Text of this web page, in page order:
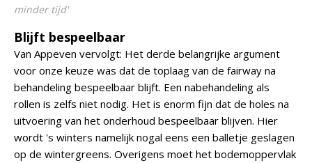
minder tijd'
Blijft bespeelbaar
Van Appeven vervolgt: Het derde belangrijke argument
voor onze keuze was dat de toplaag van de fairway na
behandeling bespeelbaar blijft. Een nabehandeling als
rollen is zelfs niet nodig. Het is enorm fijn dat de holes na
uitvoering van het onderhoud bespeelbaar blijven. Hier
wordt 's winters namelijk nogal eens een balletje geslagen
op de wintergreens. Overigens moet het bodemoppervlak